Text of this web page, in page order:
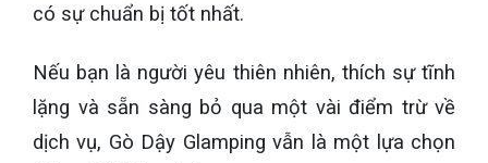
có sự chuẩn bị tốt nhất.
Nếu bạn là người yêu thiên nhiên, thích sự tĩnh
lặng và sẵn sàng bỏ qua một vài điểm trừ về
dịch vụ, Gò Dậy Glamping vẫn là một lựa chọn